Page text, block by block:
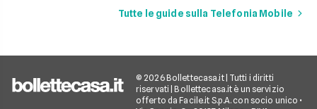
Tutte le guide sulla Telefonia Mobile
© 2026 Bollettecasa.it | Tutti i diritti
riservati | Bollettecasa.it è un servizio
offerto da Facile.it S.p.A. con socio unico •